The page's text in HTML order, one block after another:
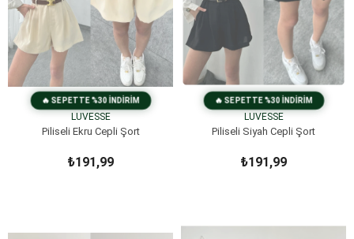
LUVESSE
Piliseli Ekru Cepli Şort
₺191,99
LUVESSE
Piliseli Siyah Cepli Şort
₺191,99